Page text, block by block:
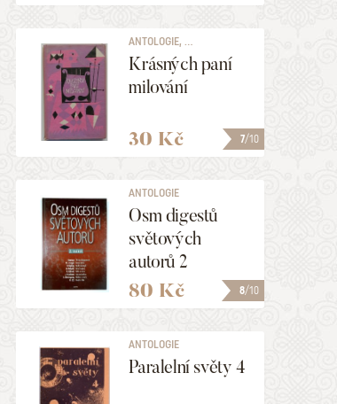
7/10
ANTOLOGIE, ...
Krásných paní
milování
30 Kč
8/10
ANTOLOGIE
Osm digestů
světových
autorů 2
80 Kč
ANTOLOGIE
Paralelní světy 4